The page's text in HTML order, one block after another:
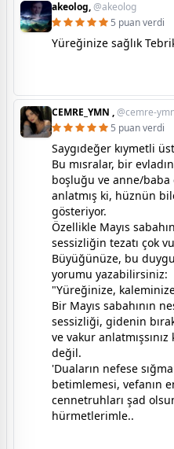
akeolog,@akeolog
5 puan verdi
Yüreğinize sağlık
CEMRE_YMN ,@cemre-
5 puan verdi
Saygıdeğer kıymetli
Bu mısralar, bir
boşluğu ve anne/
anlatmış ki, hüznün
gösteriyor.
Özellikle Mayıs
sessizliğin tezatı çok
Büyüğünüze, bu
yorumu yazabilirsiniz:
"Yüreğinize,
Bir Mayıs sabahının
sessizliği, gidenin
ve vakur
değil.
'Duaların nefese
betimlemesi, vefanın
cennetruhları şad
hürmetlerimle..